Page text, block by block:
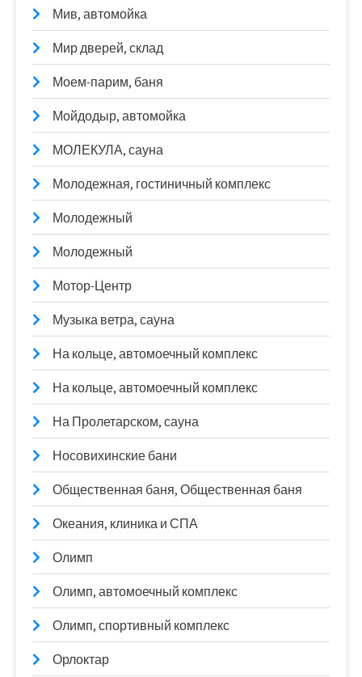
Мив, автомойка
Мир дверей, склад
Моем-парим, баня
Мойдодыр, автомойка
МОЛЕКУЛА, сауна
Молодежная, гостиничный комплекс
Молодежный
Молодежный
Мотор-Центр
Музыка ветра, сауна
На кольце, автомоечный комплекс
На кольце, автомоечный комплекс
На Пролетарском, сауна
Носовихинские бани
Общественная баня, Общественная баня
Океания, клиника и СПА
Олимп
Олимп, автомоечный комплекс
Олимп, спортивный комплекс
Орлоктар